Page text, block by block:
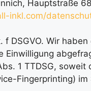
Hauptstraße
inkl.com/
DSGVO. Wir
Einwilligung
1 TTDSG,
Fingerprinting)